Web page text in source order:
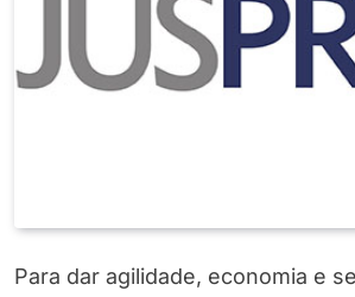
Para dar agilidade, economia e